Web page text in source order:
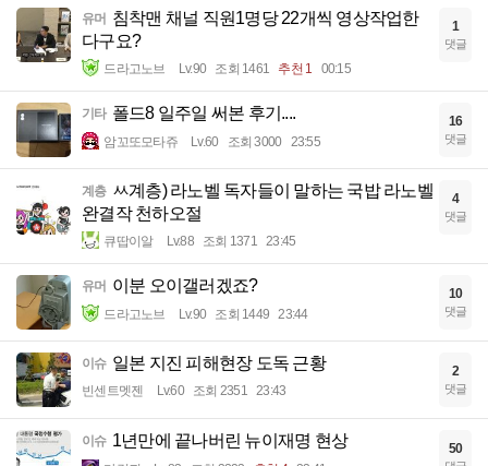
유머 침착맨 채널 직원1명당 22개씩 영상작업한
다구요?
드라고노브 Lv.90 조회 1461 추천 1 00:15
1
댓글
기타 폴드8 일주일 써본 후기....
암꼬또모타쥬 Lv.60 조회 3000 23:55
16
댓글
계층 ㅆ계층) 라노벨 독자들이 말하는 국밥 라노벨
완결작 천하오절
큐땁이알 Lv.88 조회 1371 23:45
4
댓글
유머 이분 오이갤러겠죠?
드라고노브 Lv.90 조회 1449 23:44
10
댓글
이슈 일본 지진 피해현장 도독 근황
빈센트멧젠 Lv.60 조회 2351 23:43
2
댓글
이슈 1년만에 끝나버린 뉴이재명 현상 50